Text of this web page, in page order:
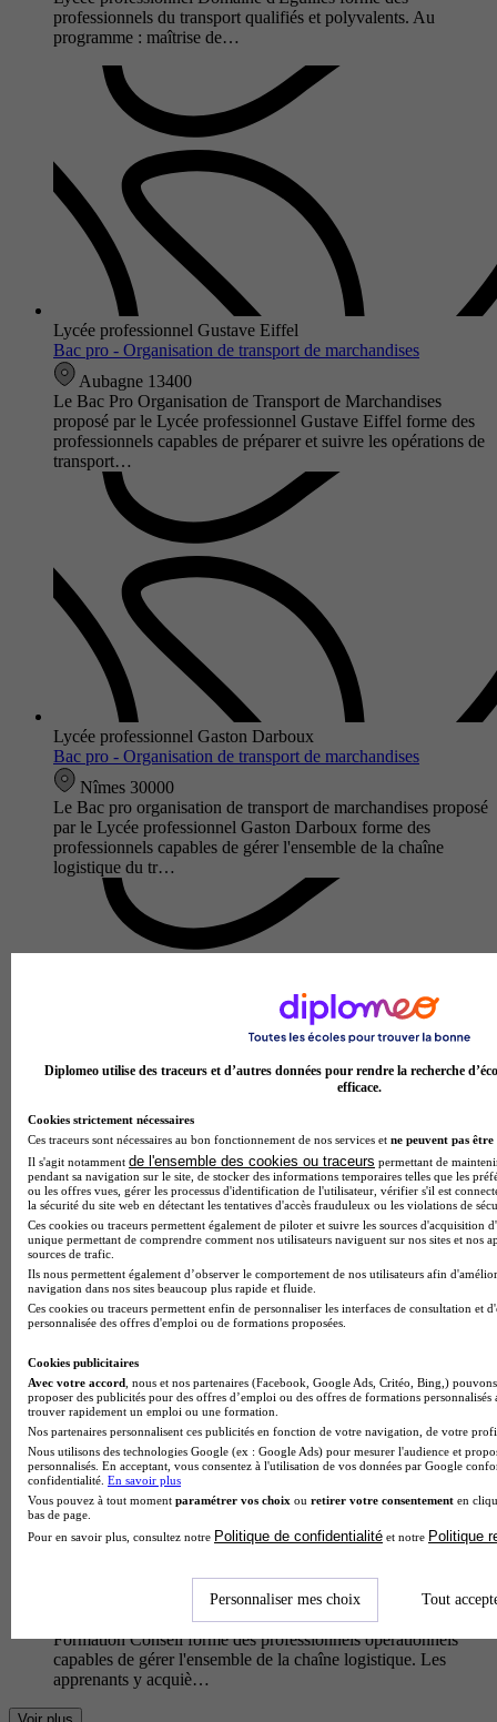
professionnels du transport qualifiés et polyvalents. Au
programme : maîtrise de…
Lycée professionnel Gustave Eiffel
Bac pro - Organisation de transport de marchandises
Aubagne 13400
Le Bac Pro Organisation de Transport de Marchandises
proposé par le Lycée professionnel Gustave Eiffel forme des
professionnels capables de préparer et suivre les opérations de
transport…
Lycée professionnel Gaston Darboux
Bac pro - Organisation de transport de marchandises
Nîmes 30000
Le Bac pro organisation de transport de marchandises proposé
par le Lycée professionnel Gaston Darboux forme des
professionnels capables de gérer l'ensemble de la chaîne
logistique du tr…
Lycée professionnel Jules Raimu
Bac pro - Conducteur routier de marchandises
Nîmes 30000
Le Bac pro Conducteur routier de marchandises proposé par
le Lycée professionnel Jules Raimu prépare aux métiers du
transport routier et de la logistique. La formation développe
des comp…
Sud Formation Conseil
Le Bac Pro Métiers de la Logistique proposé par Sud
Formation Conseil forme des professionnels opérationnels
capables de gérer l'ensemble de la chaîne logistique. Les
apprenants y acquiè…
Diplomeo utilise des traceurs et d’autres données pour rendre la recherche
efficace.
Cookies strictement nécessaires
Ces traceurs sont nécessaires au bon fonctionnement de nos services et ne peuvent pas être
Il s'agit notamment de l'ensemble des cookies ou traceurs permettant de
pendant sa navigation sur le site, de stocker des informations temporaires telles que les
ou les offres vues, gérer les processus d'identification de l'utilisateur, vérifier s'il est
la sécurité du site web en détectant les tentatives d'accès frauduleux ou les violations de
Ces cookies ou traceurs permettent également de piloter et suivre les sources d'acquisition
unique permettant de comprendre comment nos utilisateurs naviguent sur nos sites et nos
sources de trafic.
Ils nous permettent également d’observer le comportement de nos utilisateurs afin
navigation dans nos sites beaucoup plus rapide et fluide.
Ces cookies ou traceurs permettent enfin de personnaliser les interfaces de consultation et
personnalisée des offres d'emploi ou de formations proposées.
Cookies publicitaires
Avec votre accord , nous et nos partenaires (Facebook, Google Ads, Critéo, Bing,)
proposer des publicités pour des offres d’emploi ou des offres de formations
trouver rapidement un emploi ou une formation.
Nos partenaires personnalisent ces publicités en fonction de votre navigation, de votre
Nous utilisons des technologies Google (ex : Google Ads) pour mesurer l'audience et
personnalisés. En acceptant, vous consentez à l'utilisation de vos données par Google
confidentialité. En savoir plus
Vous pouvez à tout moment paramétrer vos choix ou retirer votre consentement en
bas de page.
Pour en savoir plus, consultez notre Politique de confidentialité et notre Politique
Personnaliser mes choix Tout